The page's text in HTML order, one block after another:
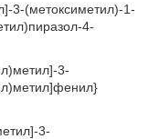
3-(метоксиметил)-1-
4-
3-
3-